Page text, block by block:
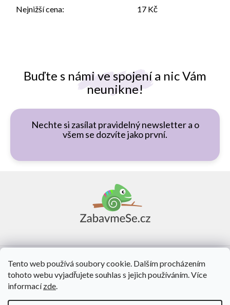
Tento web používá soubory cookie. Dalším procházením
tohoto webu vyjadřujete souhlas s jejich používáním. Více
informacízde.
Buďte s námi ve spojení a nic Vám
neunikne!
Nechte si zasílat pravidelný newsletter a o
všem se dozvíte jako první.
Nejnižší cena: 17 Kč
O nás